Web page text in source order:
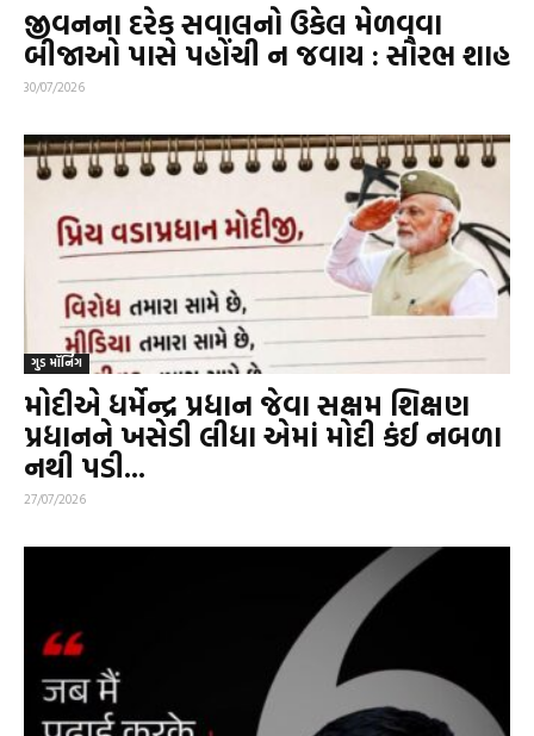
જીવનના દરેક સવાલનો ઉકેલ મેળવવા
બીજાઓ પાસે પહોંચી ન જવાય : સૌરભ શાહ
30/07/2026
ગુડ મૉર્નિંગ
મોદીએ ધર્મેન્દ્ર પ્રધાન જેવા સક્ષમ શિક્ષણ
પ્રધાનને ખસેડી લીધા એમાં મોદી કંઈ નબળા
નથી પડી...
27/07/2026